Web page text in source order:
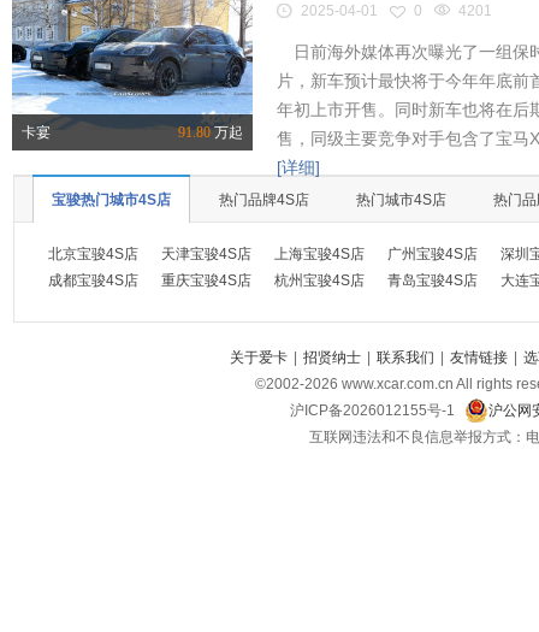
卡宴 91.80万起
2025-04-01 0 4201
日前海外媒体再次曝光了一组保
片，新车预计最快将于今年年底
年初上市开售。同时新车也将在后
售，同级主要竞争对手包含了宝马
[详细]
宝骏热门城市4S店 热门品牌4S店 热门城市4S店 热门
北京宝骏4S店 天津宝骏4S店 上海宝骏4S店 广州宝骏4S店
深圳
成都宝骏4S店
重庆宝骏4S店 杭州宝骏4S店 青岛宝骏4S店 大连
关于爱卡 | 招贤纳士 | 联系我们 | 友情链接 |
©2002-2026 www.xcar.com.cn All rights
沪ICP备2026012155号-1
沪公网
互联网违法和不良信息举报方式：